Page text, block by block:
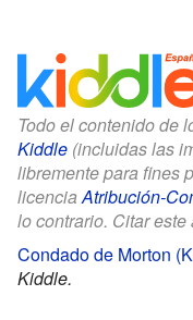
Todo el contenido de
Kiddle (incluidas las
libremente para fines
licencia Atribución-
lo contrario. Citar este
Condado de Morton
Kiddle.